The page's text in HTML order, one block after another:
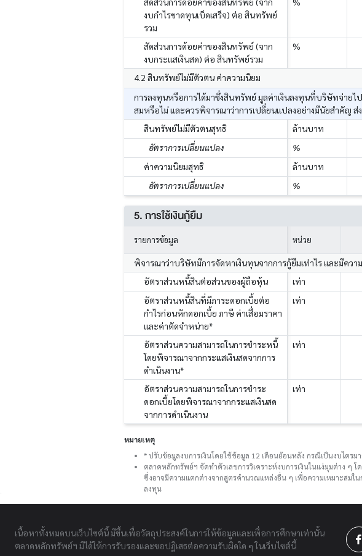
งบกำไรขาดทุนเบ็ดเสร็จ) ต่อ สินทรัพย์
รวม
สัดส่วนการด้อยค่าของสินทรัพย์ (จาก
งบกระแสเงินสด) ต่อ สินทรัพย์รวม
%
4.2 สินทรัพย์ไม่มีตัวตน ค่าความนิยม
การลงทุนหรือการได้มาซึ่งสินทรัพย์ มูลค่าเงินลงทุนที่บริษัทจ่าย
สมหรือไม่ และควรพิจารณาว่าการเปลี่ยนแปลงอย่างมีนัยสำคัญ
สินทรัพย์ไม่มีตัวตนสุทธิ
ล้านบาท
อัตราการเปลี่ยนแปลง %
ค่าความนิยมสุทธิ ล้านบาท
อัตราการเปลี่ยนแปลง %
5. การใช้เงินกู้ยืม
รายการข้อมูล หน่วย
พิจารณาว่าบริษัทมีการจัดหาเงินทุนจากการกู้ยืมเท่าไร และมีควา
อัตราส่วนหนี้สินต่อส่วนของผู้ถือหุ้น
เท่า
อัตราส่วนหนี้สินที่มีภาระดอกเบี้ยต่อ
กำไรก่อนหักดอกเบี้ย ภาษี ค่าเสื่อมราคา
และค่าตัดจำหน่าย*
เท่า
อัตราส่วนความสามารถในการชำระหนี้
โดยพิจารณาจากกระแสเงินสดจากการ
ดำเนินงาน*
เท่า
อัตราส่วนความสามารถในการชำระ
ดอกเบี้ยโดยพิจารณาจากกระแสเงินสด
จากการดำเนินงาน
เท่า
หมายเหตุ
* ปรับข้อมูลงบการเงินโดยใช้ข้อมูล 12 เดือนย้อนหลัง กรณีเป็นงบไตรม
ตลาดหลักทรัพย์ฯ จัดทำตัวเลขการวิเคราะห์งบการเงินในแง่มุมต่าง ๆ
ซึ่งอาจมีความแตกต่างจากสูตรคำนวณแหล่งอื่น ๆ เพื่อความเหมาะสม
ลงทุน
เนื้อหาทั้งหมดบนเว็บไซต์นี้ มีขึ้นเพื่อวัตถุประสงค์ในการให้ข้อมูลและเพื่อการศึกษาเท่านั้น
ตลาดหลักทรัพย์ฯ มิได้ให้การรับรองและขอปฏิเสธต่อความรับผิดใด ๆ ในเว็บไซต์นี้